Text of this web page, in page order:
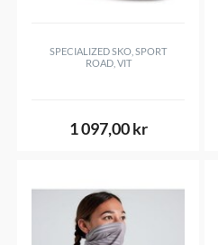
SPECIALIZED SKO, SPORT
ROAD, VIT
1 097,00 kr